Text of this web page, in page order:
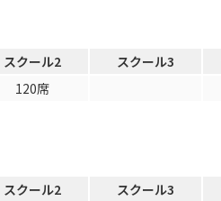
スクール2
120席
スクール3
スクール2
スクール3